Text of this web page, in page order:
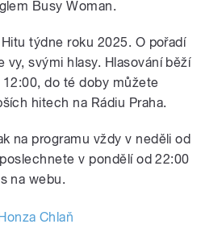
Busy Woman.
týdne roku 2025. O pořadí
svými hlasy. Hlasování běží
do té doby můžete
hitech na Rádiu Praha.
na programu vždy v neděli od
v pondělí od 22:00
na webu.
Chlaň